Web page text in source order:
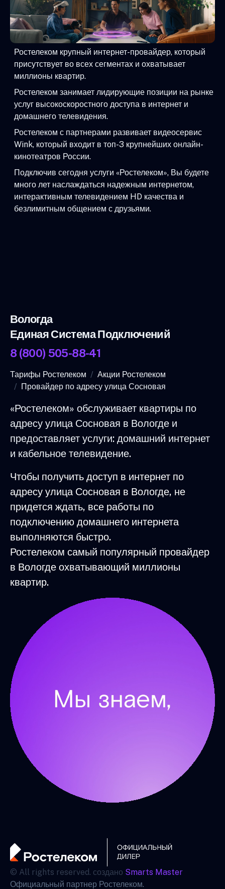
Ростелеком крупный интернет-провайдер, который
присутствует во всех сегментах и охватывает
миллионы квартир.
Ростелеком занимает лидирующие позиции на рынке
услуг высокоскоростного доступа в интернет и
домашнего телевидения.
Ростелеком с партнерами развивает видеосервис
Wink, который входит в топ-3 крупнейших онлайн-
кинотеатров России.
Подключив сегодня услуги «Ростелеком», Вы будете
много лет наслаждаться надежным интернетом,
интерактивным телевидением HD качества и
безлимитным общением с друзьями.
Вологда
Единая Система Подключений
8 (800) 505-88-41
Тарифы Ростелеком
Акции Ростелеком
Провайдер по адресу улица Сосновая
«Ростелеком» обслуживает квартиры по
адресу улица Сосновая в Вологде и
предоставляет услуги: домашний интернет
и кабельное телевидение.
Чтобы получить доступ в интернет по
адресу улица Сосновая в Вологде, не
придется ждать, все работы по
подключению домашнего интернета
выполняются быстро.
Ростелеком самый популярный провайдер
в Вологде охватывающий миллионы
квартир.
© All rights reserved. создано Smarts Master
Официальный партнер Ростелеком.